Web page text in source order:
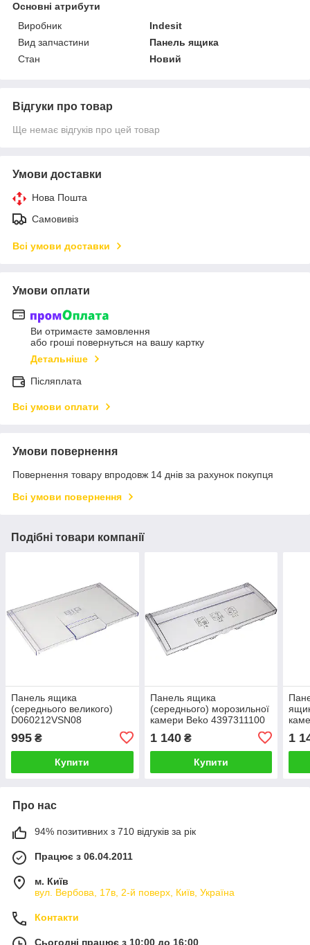
Основні атрибути
Виробник
Indesit
Вид запчастини
Панель ящика
Стан
Новий
Відгуки про товар
Ще немає відгуків про цей товар
Умови доставки
Нова Пошта
Самовивіз
Всі умови доставки
Умови оплати
Ви отримаєте замовлення
або гроші повернуться на вашу картку
Детальніше
Післяплата
Всі умови оплати
Умови повернення
Повернення товару впродовж 14 днів за рахунок покупця
Всі умови повернення
Подібні товари компанії
Панель ящика
(середнього великого)
D060212VSN08
Snaige
995 ₴
Купити
Панель ящика
(середнього) морозильної
камери Beko 4397311100
1 140₴
Купити
1
Про нас
94% позитивних з 710 відгуків за рік
Працює з 06.04.2011
м. Київ
вул. Вербова, 17в, 2-й поверх, Київ, Україна
Контакти
Сьогодні працює з 10:00 до 16:00